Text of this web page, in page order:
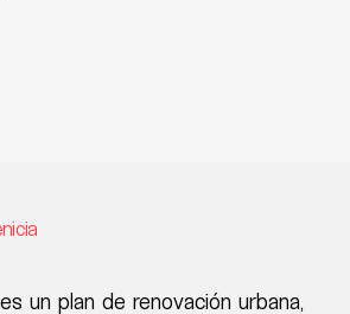
un plan de renovación urbana,